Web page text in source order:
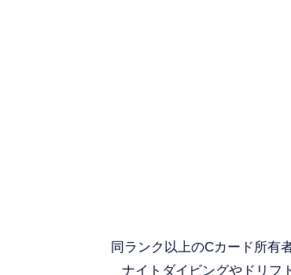
同ランク以上のCカード所有
ナイトダイビングやドリフ